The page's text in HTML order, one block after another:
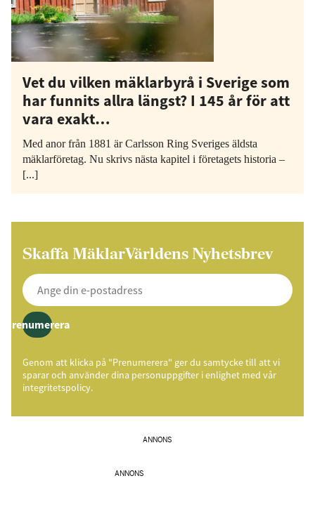
Vet du vilken mäklarbyrå i Sverige som
har funnits allra längst? I 145 år för att
vara exakt…
Med anor från 1881 är Carlsson Ring Sveriges äldsta
mäklarföretag. Nu skrivs nästa kapitel i företagets historia –
[...]
Skaffa MäklarVärldens Nyhetsbrev
Prenumerera
Genom att klicka på "Prenumerera" ger du samtycke till att vi
sparar och använder dina personuppgifter i enlighet med vår
integritetspolicy.
ANNONS
ANNONS